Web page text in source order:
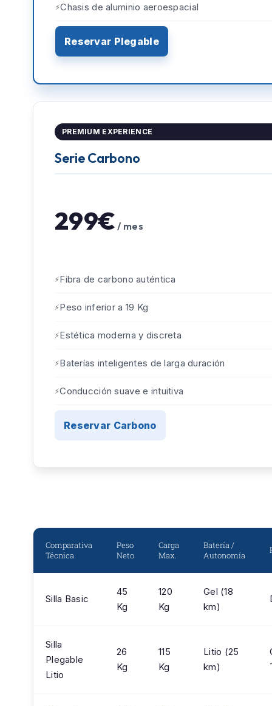
Chasis de aluminio aeroespacial
Reservar Plegable
PREMIUM EXPERIENCE
Serie Carbono
299€ / mes
Fibra de carbono auténtica
Peso inferior a 19 Kg
Estética moderna y discreta
Baterías inteligentes de larga duración
Conducción suave e intuitiva
Reservar Carbono
Comparativa
Técnica
Peso
Neto
Carga
Max.
Batería /
Autonomía
Silla Basic
45
Kg
120
Kg
Gel (18
km)
Silla
Plegable
Litio
26
Kg
115
Kg
Litio (25
km)